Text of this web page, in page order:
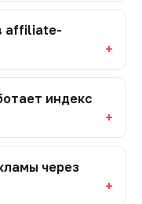
affiliate-
индекс
через